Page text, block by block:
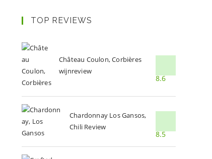
TOP REVIEWS
Château Coulon, Corbières
wijnreview
8.6
Chardonnay Los Gansos,
Chili Review
8.5